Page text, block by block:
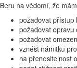
Beru na vědomí, že
požadovat přístup
požadovat opravu
požadovat
vznést námitku
na přenositelnost